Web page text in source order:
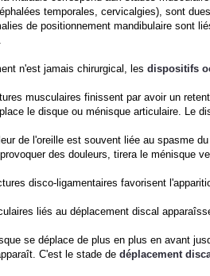
temporales, cervicalgies), sont
de positionnement mandibulaire sont
n'est jamais chirurgical, les dispositifs
musculaires finissent par avoir un
le disque ou ménisque articulaire. Le
de l'oreille est souvent liée au spasme
des douleurs, tirera le ménisque
disco-ligamentaires favorisent
liés au déplacement discal
se déplace de plus en plus en avant
C'est le stade de déplacement